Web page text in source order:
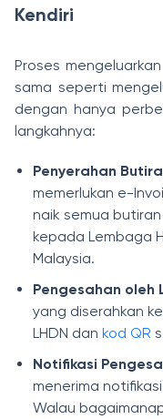
Kendiri
Proses
sama seperti
dengan hanya
langkahnya:
Penyerahan
memerlukan e-
naik semua
kepada Lembaga
Malaysia.
Pengesahan oleh
yang diserahkan
LHDN dan kod QR
Notifikasi
menerima
Walau